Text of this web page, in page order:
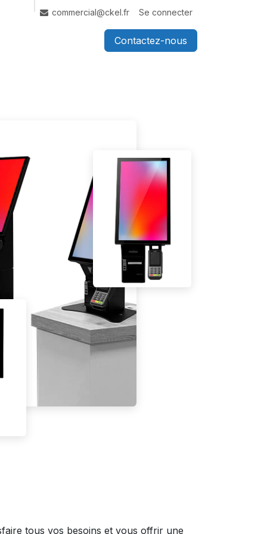
commercial@ckel.fr Se connecter
Contactez-nous
tous vos besoins et vous offrir une